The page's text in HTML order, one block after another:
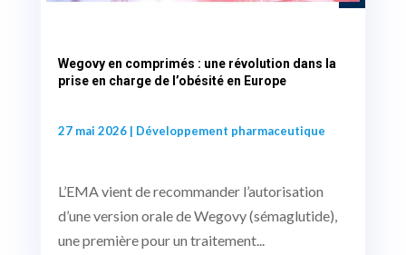
Wegovy en comprimés : une révolution dans la
prise en charge de l’obésité en Europe
27 mai 2026| Développement pharmaceutique
L’EMA vient de recommander l’autorisation
d’une version orale de Wegovy (sémaglutide),
une première pour un traitement...